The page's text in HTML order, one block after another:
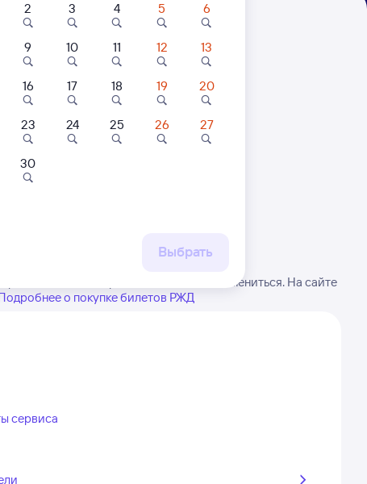
внимание, расписание может измениться. На сайте
о покупке билетов РЖД
сервиса
2 3 4 5 6
9 10 11 12 13
16 17 18 19 20
23 24 25 26 27
30
Выбрать